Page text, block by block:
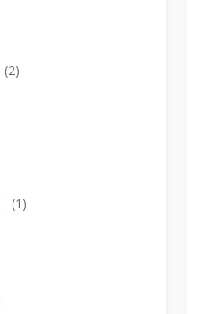
(2)
(1)